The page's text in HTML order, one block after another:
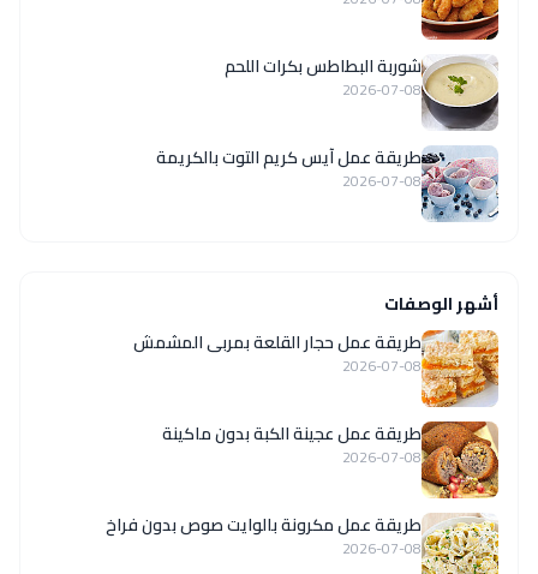
شوربة البطاطس بكرات اللحم
2026-07-08
طريقة عمل آيس كريم التوت بالكريمة
2026-07-08
أشهر الوصفات
طريقة عمل حجار القلعة بمربى المشمش
2026-07-08
طريقة عمل عجينة الكبة بدون ماكينة
2026-07-08
طريقة عمل مكرونة بالوايت صوص بدون فراخ
2026-07-08